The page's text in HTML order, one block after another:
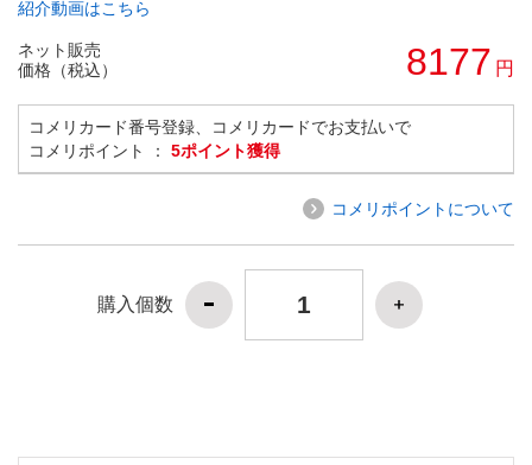
紹介動画はこちら
ネット販売
価格（税込）
8177 円
コメリカード番号登録、コメリカードでお支払いで
コメリポイント ： 5ポイント獲得
コメリポイントについて
購入個数